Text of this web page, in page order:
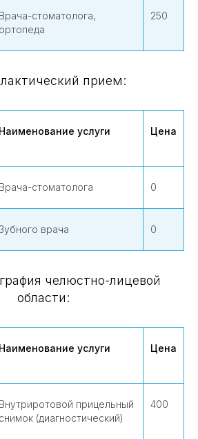
Врача-стоматолога,
ортопеда
250
прием:
Наименование услуги Цена
Врача-стоматолога 0
Зубного врача 0
челюстно-лицевой
области:
Наименование услуги Цена
Внутриротовой прицельный
снимок (диагностический)
400